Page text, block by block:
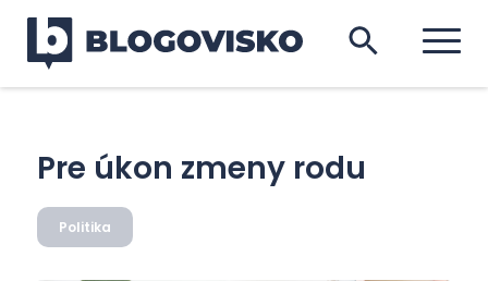
Pre úkon zmeny rodu
Politika